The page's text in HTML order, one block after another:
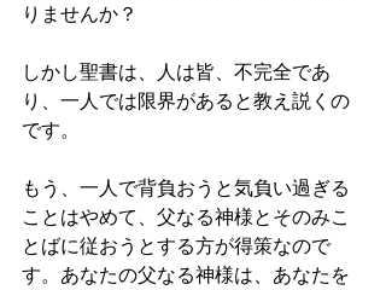
りませんか？
しかし聖書は、人は皆、不完全であ
り、一人では限界があると教え説くの
です。
もう、一人で背負おうと気負い過ぎる
ことはやめて、父なる神様とそのみこ
とばに従おうとする方が得策なので
す。あなたの父なる神様は、あなたを